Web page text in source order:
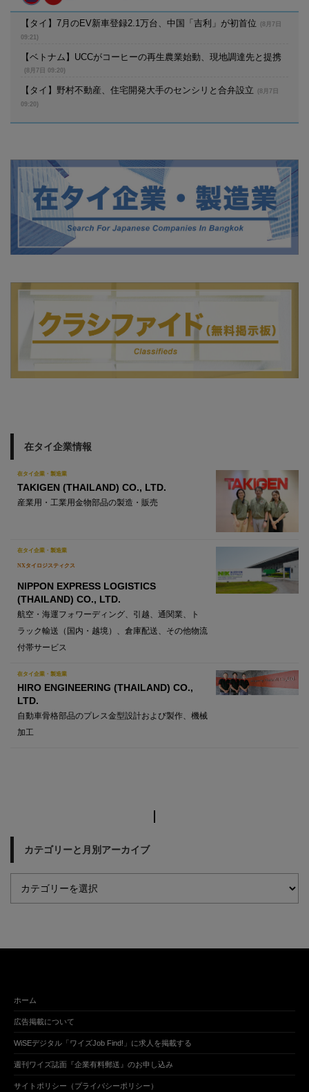
【タイ】7月のEV新車登録2.1万台、中国「吉利」が初首位
(8月7日
09:21)
【ベトナム】UCCがコーヒーの再生農業始動、現地調達先と提携
(8月7日 09:20)
【タイ】野村不動産、住宅開発大手のセンシリと合弁設立
(8月7日
09:20)
在タイ企業情報
在タイ企業・製造業
TAKIGEN (THAILAND) CO., LTD.
産業用・工業用金物部品の製造・販売
在タイ企業・製造業
NXタイロジスティクス
NIPPON EXPRESS LOGISTICS
(THAILAND) CO., LTD.
航空・海運フォワーディング、引越、通関業、ト
ラック輸送（国内・越境）、倉庫配送、その他物流
付帯サービス
在タイ企業・製造業
HIRO ENGINEERING (THAILAND) CO.,
LTD.
自動車骨格部品のプレス金型設計および製作、機械
加工
カテゴリーと月別アーカイブ
ホーム
広告掲載について
WiSEデジタル「ワイズJob Find!」に求人を掲載する
週刊ワイズ誌面『企業有料郵送』のお申し込み
サイトポリシー（プライバシーポリシー）